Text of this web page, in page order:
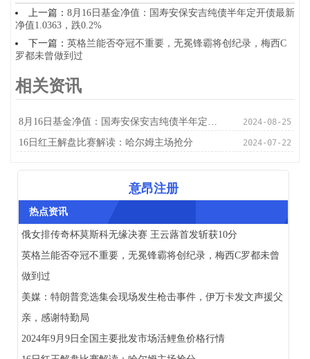
上一篇： 8月16日基金净值：国寿安保安吉纯债半年定开债最新
净值1.0363，跌0.2%
下一篇： 英格兰能否夺冠不重要，无冕锋霸将创纪录，梅西C
罗都未曾做到过
相关资讯
8月16日基金净值：国寿安保安吉纯债半年定开债最新净值1.0363，跌0.2% 2024-08-25
16日红王解盘比赛解读：哈尔姆主场抢分 2024-07-22
意昂注册
热点资讯
俄女排传奇杯莫斯科无缘决赛 王云蕗首发斩获10分
英格兰能否夺冠不重要，无冕锋霸将创纪录，梅西C罗都未曾
做到过
美媒：特朗普竞选集会现场发生枪击事件，伊万卡发文声援父
亲，感谢特勤局
2024年9月9日全国主要批发市场活鲤鱼价格行情